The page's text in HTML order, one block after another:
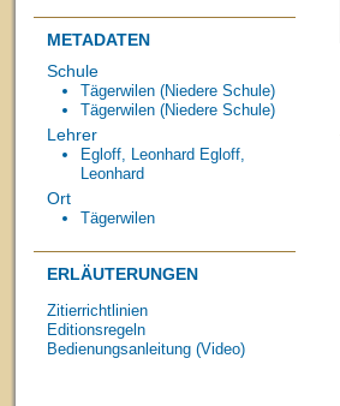
METADATEN
Schule
Tägerwilen (Niedere Schule)
Tägerwilen (Niedere Schule)
Lehrer
Egloff, Leonhard Egloff,
Leonhard
Ort
Tägerwilen
ERLÄUTERUNGEN
Zitierrichtlinien
Editionsregeln
Bedienungsanleitung (Video)